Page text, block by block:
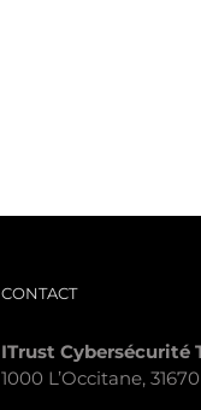
CONTACT
ITrust Cybersécurité
1000 L’Occitane,